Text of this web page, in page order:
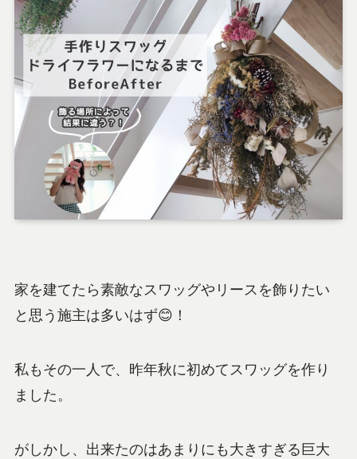
家を建てたら素敵なスワッグやリースを飾りたい
と思う施主は多いはず😊！
私もその一人で、昨年秋に初めてスワッグを作り
ました。
がしかし、出来たのはあまりにも大きすぎる巨大